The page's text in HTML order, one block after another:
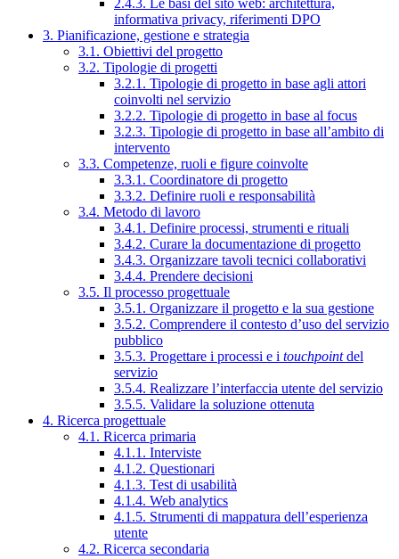
2.4.3. Le basi del sito web: architettura,
informativa privacy, riferimenti DPO
3. Pianificazione, gestione e strategia
3.1. Obiettivi del progetto
3.2. Tipologie di progetti
3.2.1. Tipologie di progetto in base agli attori
coinvolti nel servizio
3.2.2. Tipologie di progetto in base al focus
3.2.3. Tipologie di progetto in base all’ambito di
intervento
3.3. Competenze, ruoli e figure coinvolte
3.3.1. Coordinatore di progetto
3.3.2. Definire ruoli e responsabilità
3.4. Metodo di lavoro
3.4.1. Definire processi, strumenti e rituali
3.4.2. Curare la documentazione di progetto
3.4.3. Organizzare tavoli tecnici collaborativi
3.4.4. Prendere decisioni
3.5. Il processo progettuale
3.5.1. Organizzare il progetto e la sua gestione
3.5.2. Comprendere il contesto d’uso del servizio
pubblico
3.5.3. Progettare i processi e i touchpointdel
servizio
3.5.4. Realizzare l’interfaccia utente del servizio
3.5.5. Validare la soluzione ottenuta
4. Ricerca progettuale
4.1. Ricerca primaria
4.1.1. Interviste
4.1.2. Questionari
4.1.3. Test di usabilità
4.1.4. Web analytics
4.1.5. Strumenti di mappatura dell’esperienza
utente
4.2. Ricerca secondaria